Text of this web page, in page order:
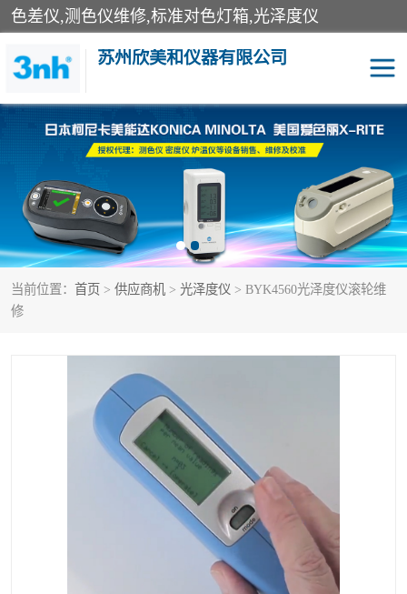
色差仪,测色仪维修,标准对色灯箱,光泽度仪
苏州欣美和仪器有限公司
当前位置： 首页 > 供应商机 > 光泽度仪 > BYK4560光泽度仪滚轮维
修
3nh色差仪 色差宝
分光色差仪 DOHO色差仪
美能达色差计 爱色丽测色仪
3nh分光测色仪 非接触式在线测色仪
雾度透过率仪
印刷密度仪
美能达色差仪维修
校色仪维修
区域测色仪